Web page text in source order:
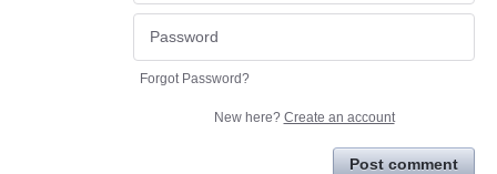
Forgot Password?
New here? Create an account
Post comment